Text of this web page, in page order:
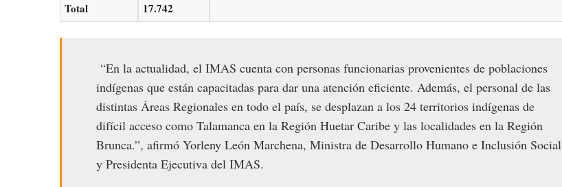
Total 17.742
“En la actualidad, el IMAS cuenta con personas funcionarias provenientes de poblaciones
indígenas que están capacitadas para dar una atención eficiente. Además, el personal de las
distintas Áreas Regionales en todo el país, se desplazan a los 24 territorios indígenas de
difícil acceso como Talamanca en la Región Huetar Caribe y las localidades en la Región
Brunca.”, afirmó Yorleny León Marchena, Ministra de Desarrollo Humano e Inclusión Social
y Presidenta Ejecutiva del IMAS.